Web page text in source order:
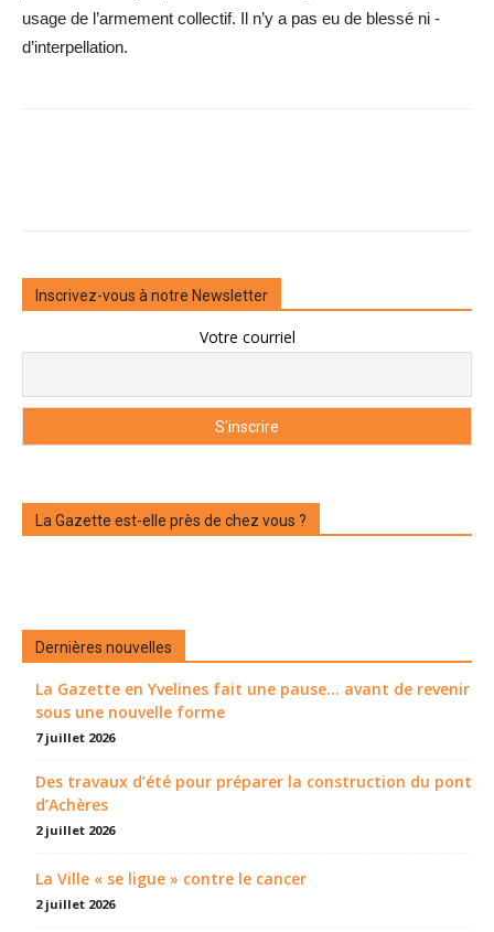
usage de l’armement collectif. Il n’y a pas eu de blessé ni ­
d’interpellation.
Inscrivez-vous à notre Newsletter
Votre courriel
La Gazette est-elle près de chez vous ?
Dernières nouvelles
La Gazette en Yvelines fait une pause... avant de revenir
sous une nouvelle forme
7 juillet 2026
Des travaux d’été pour préparer la construction du pont
d’Achères
2 juillet 2026
La Ville « se ligue » contre le cancer
2 juillet 2026